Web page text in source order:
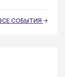
СОБЫТИЯ